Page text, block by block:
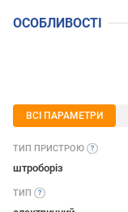
ОСОБЛИВОСТІ
ВСІ ПАРАМЕТРИ
ТИП ПРИСТРОЮ
штроборіз
ТИП